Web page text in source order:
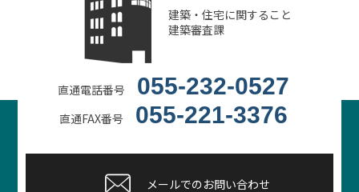
建築・住宅に関すること
建築審査課
直通電話番号 055-232-0527
直通FAX番号 055-221-3376
メールでのお問い合わせ